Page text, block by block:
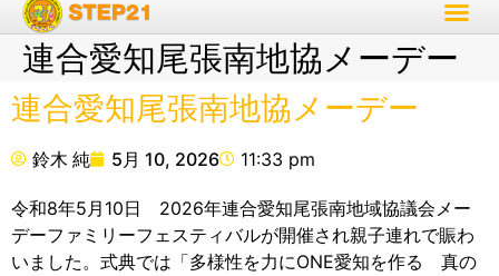
連合愛知尾張南地協メーデー
連合愛知尾張南地協メーデー
鈴木 純 5月 10, 2026 11:33 pm
令和8年5月10日 2026年連合愛知尾張南地域協議会メー
デーファミリーフェスティバルが開催され親子連れで賑わ
いました。式典では「多様性を力にONE愛知を作る 真の